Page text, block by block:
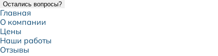
Остались вопросы?
Главная
О компании
Цены
Наши работы
Отзывы